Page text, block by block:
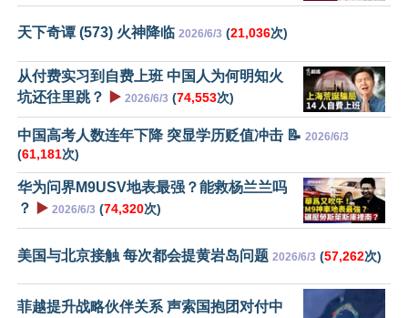
天下奇谭 (573) 火神降临 2026/6/3 (21,036次)
从付费实习到自费上班 中国人为何明知火
坑还往里跳？
▶️ 2026/6/3 (74,553次)
中国高考人数连年下降 突显学历贬值冲击 📝 2026/6/3
(61,181次)
华为问界M9USV地表最强？能救杨兰兰吗
？
▶️ 2026/6/3 (74,320次)
美国与北京接触 每次都会提黄岩岛问题 2026/6/3 (57,262次)
菲越提升战略伙伴关系 声索国抱团对付中